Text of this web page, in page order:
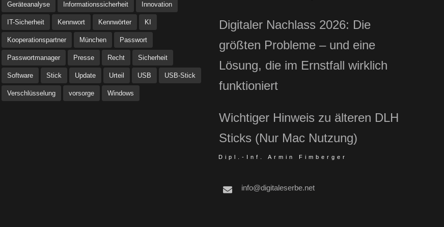
Geräteanalyse Informationssicherheit Innovation
IT-Sicherheit Kennwort Kennwörter KI
Kooperationspartner München Passwort
Passwortmanager Presse Recht Sicherheit
Software Stick Update Urteil USB USB-Stick
Verschlüsselung vorsorge Windows
Digitaler Nachlass 2026: Die
größten Probleme – und eine
Lösung, die im Ernstfall wirklich
funktioniert
Wichtiger Hinweis zu älteren DLH
Sticks (Nur Mac Nutzung)
Dipl.-Inf. Armin Fimberger
info@digitaleserbe.net